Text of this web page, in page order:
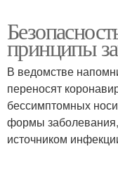
принципы
В ведомстве
переносят
бессимптомных
формы
источником